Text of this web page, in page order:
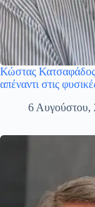
Κώστας Κατσαφάδος
απέναντι στις
6 Αυγούστου,